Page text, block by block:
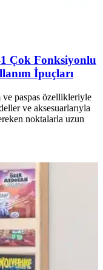
Çok Fonksiyonlu
İpuçları
paspas özellikleriyle
ve aksesuarlarıyla
noktalarla uzun